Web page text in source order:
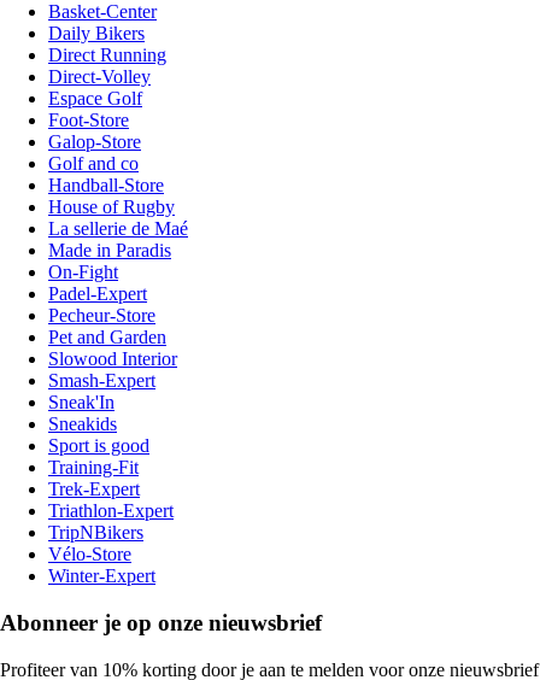
Basket-Center
Daily Bikers
Direct Running
Direct-Volley
Espace Golf
Foot-Store
Galop-Store
Golf and co
Handball-Store
House of Rugby
La sellerie de Maé
Made in Paradis
On-Fight
Padel-Expert
Pecheur-Store
Pet and Garden
Slowood Interior
Smash-Expert
Sneak'In
Sneakids
Sport is good
Training-Fit
Trek-Expert
Triathlon-Expert
TripNBikers
Vélo-Store
Winter-Expert
Abonneer je op onze nieuwsbrief
Profiteer van 10% korting door je aan te melden voor onze nieuwsbrief